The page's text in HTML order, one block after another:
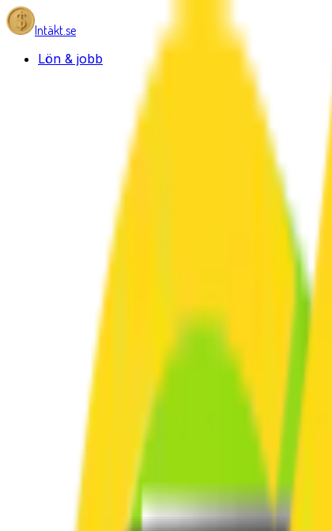
Intäkt.se
Lön & jobb